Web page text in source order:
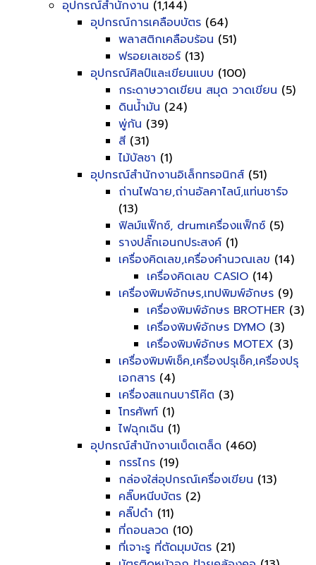
อุปกรณ์สำนักงาน (1,144)
อุปกรณ์การเคลือบบัตร (64)
พลาสติกเคลือบร้อน (51)
ฟรอยเลเซอร์ (13)
อุปกรณ์ศิลป์และเขียนแบบ (100)
กระดาษวาดเขียน สมุด วาดเขียน (5)
ดินน้ำมัน (24)
พู่กัน (39)
สี (31)
ไม้บัลชา (1)
อุปกรณ์สำนักงานอิเล็กทรอนิกส์ (51)
ถ่านไฟฉาย,ถ่านอัลคาไลน์,แท่นชาร์จ
(13)
ฟิลม์แฟ็กซ์, drumเครื่องแฟ็กซ์ (5)
รางปลั๊กเอนกประสงค์ (1)
เครื่องคิดเลข,เครื่องคำนวณเลข (14)
เครื่องคิดเลข CASIO (14)
เครื่องพิมพ์อักษร,เทปพิมพ์อักษร (9)
เครื่องพิมพ์อักษร BROTHER (3)
เครื่องพิมพ์อักษร DYMO (3)
เครื่องพิมพ์อักษร MOTEX (3)
เครื่องพิมพ์เช็ค,เครื่องปรุเช็ค,เครื่องปรุ
เอกสาร (4)
เครื่องสแกนบาร์โค๊ต (3)
โทรศัพท์ (1)
ไฟฉุกเฉิน (1)
อุปกรณ์สำนักงานเบ็ดเตล็ด (460)
กรรไกร (19)
กล่องใส่อุปกรณ์เครื่องเขียน (13)
คลิ๊บหนีบบัตร (2)
คลิ๊ปดำ (11)
ที่ถอนลวด (10)
ที่เจาะรู ที่ตัดมุมบัตร (21)